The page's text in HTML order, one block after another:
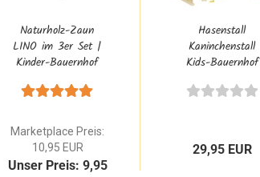
Naturholz-Zaun
LINO im 3er Set |
Kinder-Bauernhof
Marketplace Preis:
10,95 EUR
Unser Preis: 9,95
Hasenstall
Kaninchenstall
Kids-Bauernhof
Goki 51736
29,95 EUR